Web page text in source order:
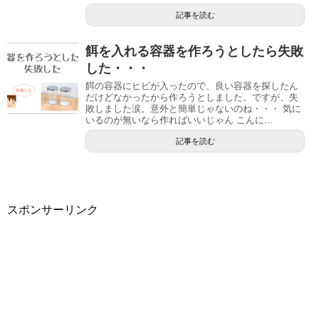
記事を読む
餌を入れる容器を作ろうとしたら失敗
した・・・
餌の容器にヒビが入ったので、良い容器を探したん
だけどなかったから作ろうとしました。ですが、失
敗しました涙。意外と簡単じゃないのね・・・ 気に
いるのが無いなら作ればいいじゃん こんに...
記事を読む
スポンサーリンク